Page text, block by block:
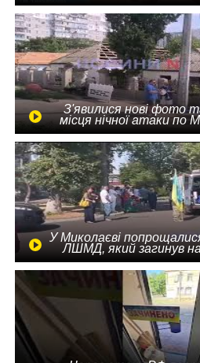
З'явилися нові фото
місця нічної атаки по
У Миколаєві
ЛШМД, який загинув